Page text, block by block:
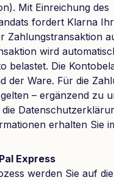
Mit Einreichung des
fordert Klarna
Zahlungstransaktion
wird
belastet. Die
der Ware. Für die
– ergänzend zu
die
erhalten Sie
Express
werden Sie auf